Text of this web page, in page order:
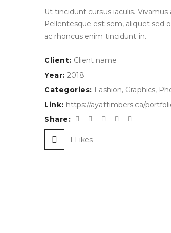
Ut tincidunt cursus iaculis.
Pellentesque est sem, aliquet sed
ac rhoncus enim tincidunt in.
Client: Client name
Year: 2018
Categories: Fashion, Graphics,
Link: https://ayattimbers.ca/
Share:
1 Likes